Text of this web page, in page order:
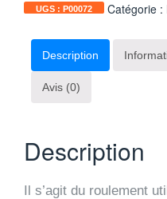
UGS : P00072 Catégorie :
Description
Avis (0)
Description
Il s’agit du roulement